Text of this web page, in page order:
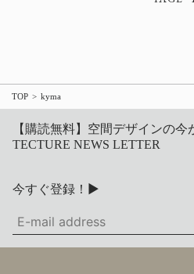
TOP kyma
【購読無料】空間デザインの
TECTURE NEWS LETTER
今すぐ登録！▶